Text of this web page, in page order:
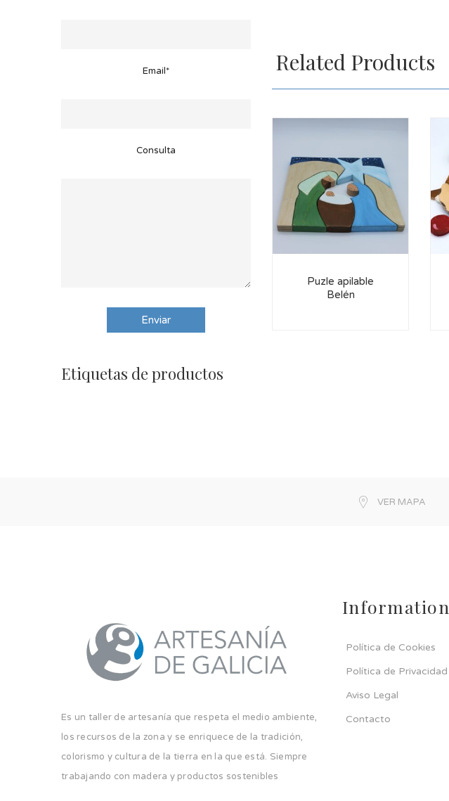
Email*
Consulta
Etiquetas de productos
Related Products
Puzle apilable
Belén
VER MAPA
Es un taller de artesanía que respeta el medio ambiente,
los recursos de la zona y se enriquece de la tradición,
colorismo y cultura de la tierra en la que está. Siempre
trabajando con madera y productos sostenibles
Information
Política de Cookies
Política de Privacidad
Aviso Legal
Contacto